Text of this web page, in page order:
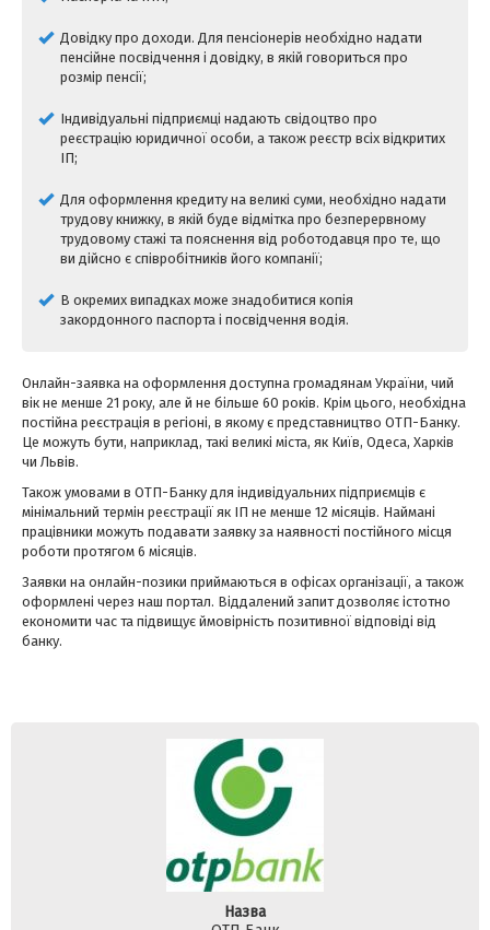
Довідку про доходи. Для пенсіонерів необхідно надати
пенсійне посвідчення і довідку, в якій говориться про
розмір пенсії;
Індивідуальні підприємці надають свідоцтво про
реєстрацію юридичної особи, а також реєстр всіх відкритих
ІП;
Для оформлення кредиту на великі суми, необхідно надати
трудову книжку, в якій буде відмітка про безперервному
трудовому стажі та пояснення від роботодавця про те, що
ви дійсно є співробітників його компанії;
В окремих випадках може знадобитися копія
закордонного паспорта і посвідчення водія.
Онлайн-заявка на оформлення доступна громадянам України, чий
вік не менше 21 року, але й не більше 60 років. Крім цього, необхідна
постійна реєстрація в регіоні, в якому є представництво ОТП-Банку.
Це можуть бути, наприклад, такі великі міста, як Київ, Одеса, Харків
чи Львів.
Також умовами в ОТП-Банку для індивідуальних підприємців є
мінімальний термін реєстрації як ІП не менше 12 місяців. Наймані
працівники можуть подавати заявку за наявності постійного місця
роботи протягом 6 місяців.
Заявки на онлайн-позики приймаються в офісах організації, а також
оформлені через наш портал. Віддалений запит дозволяє істотно
економити час та підвищує ймовірність позитивної відповіді від
банку.
Назва